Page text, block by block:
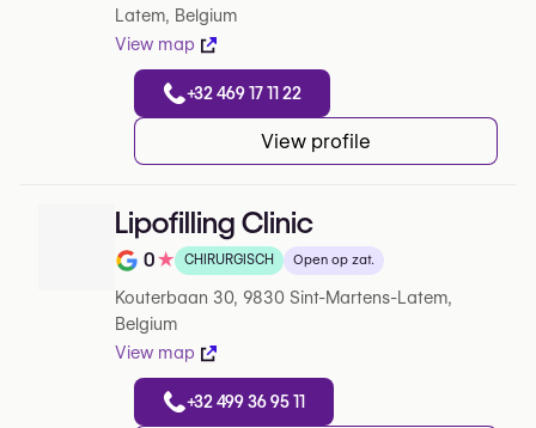
Latem, Belgium
View map
+32 469 17 11 22
View profile
Lipofilling Clinic
Note de 0 sur 5 sur Google
0★ CHIRURGISCH Open op zat.
Kouterbaan 30, 9830 Sint-Martens-Latem,
Belgium
View map
+32 499 36 95 11